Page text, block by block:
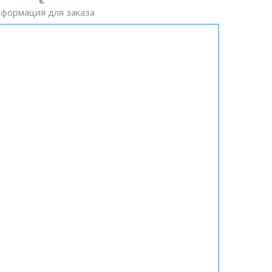
для заказа